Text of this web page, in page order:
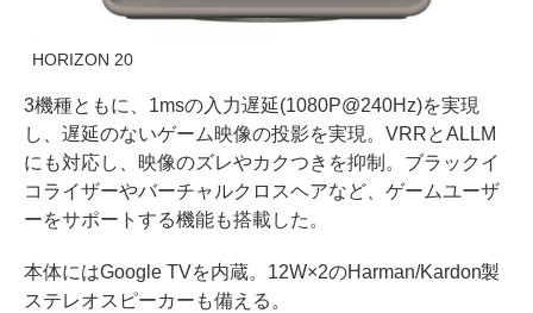
HORIZON 20
3機種ともに、1msの入力遅延(1080P@240Hz)を実現
し、遅延のないゲーム映像の投影を実現。VRRとALLM
にも対応し、映像のズレやカクつきを抑制。ブラックイ
コライザーやバーチャルクロスヘアなど、ゲームユーザ
ーをサポートする機能も搭載した。
本体にはGoogle TVを内蔵。12W×2のHarman/Kardon製
ステレオスピーカーも備える。